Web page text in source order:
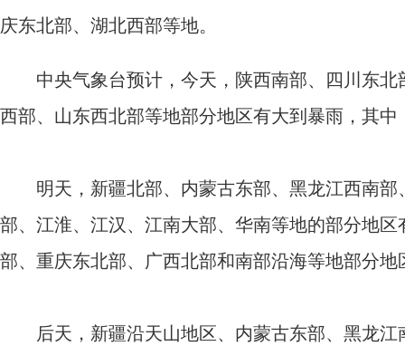
庆东北部、湖北西部等地。
中央气象台预计，今天，陕西南部、四川东北
西部、山东西北部等地部分地区有大到暴雨，其
明天，新疆北部、内蒙古东部、黑龙江西南部
部、江淮、江汉、江南大部、华南等地的部分地
部、重庆东北部、广西北部和南部沿海等地部分地
后天，新疆沿天山地区、内蒙古东部、黑龙江